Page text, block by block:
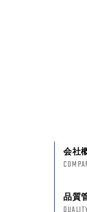
会社
品質